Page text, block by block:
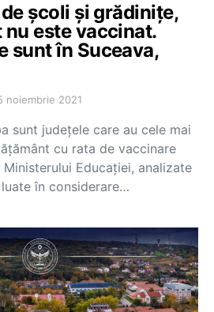
școli și grădinițe,
este vaccinat.
sunt în Suceava,
noiembrie 2021
sunt județele care au cele mai
cu rata de vaccinare
Educației, analizate
în considerare…